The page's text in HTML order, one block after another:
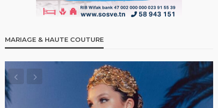
MARIAGE & HAUTE COUTURE